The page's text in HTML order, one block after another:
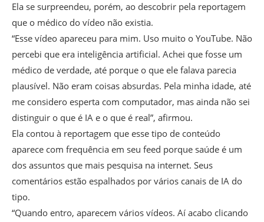
Ela se surpreendeu, porém, ao descobrir pela reportagem
que o médico do vídeo não existia.
“Esse vídeo apareceu para mim. Uso muito o YouTube. Não
percebi que era inteligência artificial. Achei que fosse um
médico de verdade, até porque o que ele falava parecia
plausível. Não eram coisas absurdas. Pela minha idade, até
me considero esperta com computador, mas ainda não sei
distinguir o que é IA e o que é real”, afirmou.
Ela contou à reportagem que esse tipo de conteúdo
aparece com frequência em seu feed porque saúde é um
dos assuntos que mais pesquisa na internet. Seus
comentários estão espalhados por vários canais de IA do
tipo.
“Quando entro, aparecem vários vídeos. Aí acabo clicando